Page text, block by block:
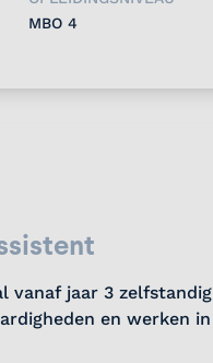
MBO 4
vanaf jaar 3 zelfstandig
en werken in